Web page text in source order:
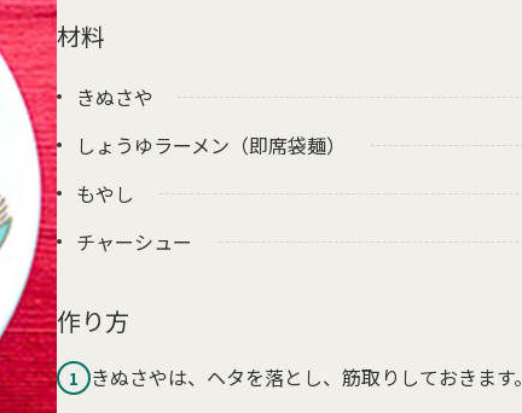
材料
きぬさや
しょうゆラーメン（即席袋麺）
もやし
チャーシュー
作り方
1 きぬさやは、ヘタを落とし、筋取りしておきます。